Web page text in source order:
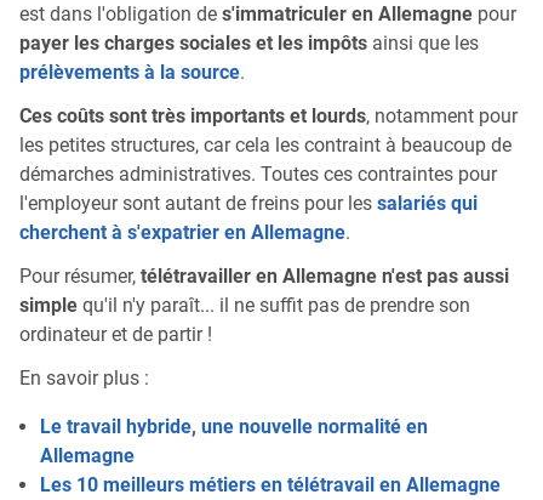
est dans l'obligation de s'immatriculer en Allemagne pour
payer les charges sociales et les impôts ainsi que les
prélèvements à la source.
Ces coûts sont très importants et lourds, notamment pour
les petites structures, car cela les contraint à beaucoup de
démarches administratives. Toutes ces contraintes pour
l'employeur sont autant de freins pour les salariés qui
cherchent à s'expatrier en Allemagne.
Pour résumer, télétravailler en Allemagne n'est pas aussi
simple qu'il n'y paraît... il ne suffit pas de prendre son
ordinateur et de partir !
En savoir plus :
Le travail hybride, une nouvelle normalité en
Allemagne
Les 10 meilleurs métiers en télétravail en Allemagne